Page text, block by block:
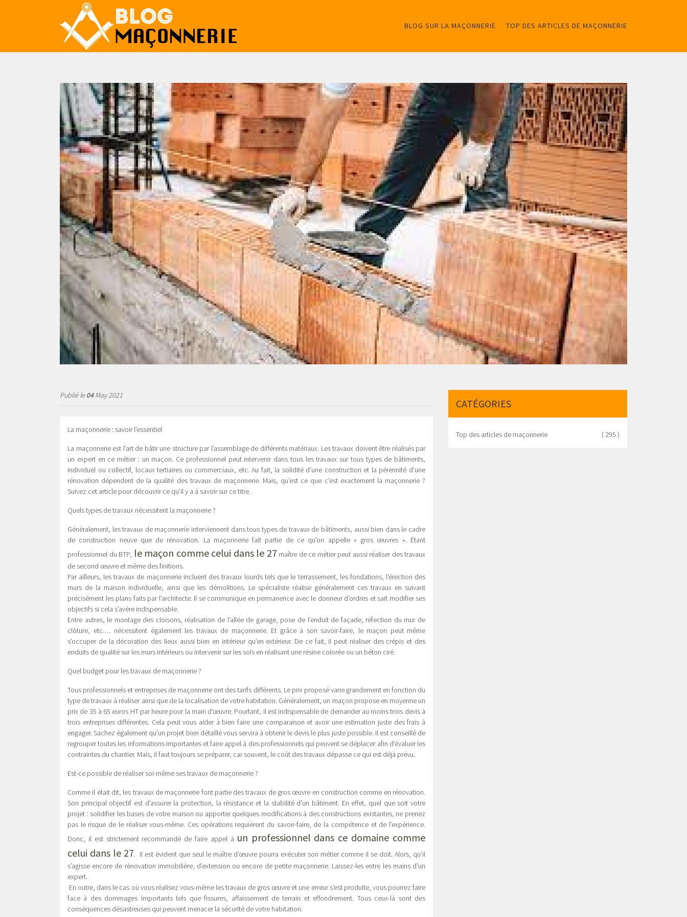
BLOG SUR LA MAÇONNERIE TOP DES ARTICLES DE MAÇONNERIE
Publié le04May 2021
La maçonnerie : savoir l’essentiel
La maçonnerie est l’art de bâtir une structure par l’assemblage de différents matériaux. Les travaux doivent être réalisés par
un expert en ce métier : un maçon. Ce professionnel peut intervenir dans tous les travaux sur tous types de bâtiments,
individuel ou collectif, locaux tertiaires ou commerciaux, etc. Au fait, la solidité d’une construction et la pérennité d’une
rénovation dépendent de la qualité des travaux de maçonnerie. Mais, qu’est ce que c’est exactement la maçonnerie ?
Suivez cet article pour découvrir ce qu’il y a à savoir sur ce titre.
Quels types de travaux nécessitent la maçonnerie ?
Généralement, les travaux de maçonnerie interviennent dans tous types de travaux de bâtiments, aussi bien dans le cadre
de construction neuve que de rénovation. La maçonnerie fait partie de ce qu’on appelle « gros œuvres ». Étant
professionnel du BTP, le maçon comme celui dans le 27 maître de ce métier peut aussi réaliser des travaux
de second œuvre et même des finitions.
Par ailleurs, les travaux de maçonnerie incluent des travaux lourds tels que le terrassement, les fondations, l’érection des
murs de la maison individuelle, ainsi que les démolitions. Le spécialiste réalise généralement ces travaux en suivant
précisément les plans faits par l’architecte. Il se communique en permanence avec le donneur d’ordres et sait modifier ses
objectifs si cela s’avère indispensable.
Entre autres, le montage des cloisons, réalisation de l’allée de garage, pose de l’enduit de façade, réfection du mur de
clôture, etc.… nécessitent également les travaux de maçonnerie. Et grâce à son savoir-faire, le maçon peut même
s’occuper de la décoration des lieux aussi bien en intérieur qu’en extérieur. De ce fait, il peut réaliser des crépis et des
enduits de qualité sur les murs intérieurs ou intervenir sur les sols en réalisant une résine colorée ou un béton ciré.
Quel budget pour les travaux de maçonnerie ?
Tous professionnels et entreprises de maçonnerie ont des tarifs différents. Le prix proposé varie grandement en fonction du
type de travaux à réaliser ainsi que de la localisation de votre habitation. Généralement, un maçon propose en moyenne un
prix de 35 à 65 euros HT par heure pour la main d’œuvre. Pourtant, il est indispensable de demander au moins trois devis à
trois entreprises différentes. Cela peut vous aider à bien faire une comparaison et avoir une estimation juste des frais à
engager. Sachez également qu’un projet bien détaillé vous servira à obtenir le devis le plus juste possible. Il est conseillé de
regrouper toutes les informations importantes et faire appel à des professionnels qui peuvent se déplacer afin d’évaluer les
contraintes du chantier. Mais, il faut toujours se préparer, car souvent, le coût des travaux dépasse ce qui est déjà prévu.
Est-ce possible de réaliser soi-même ses travaux de maçonnerie ?
Comme il était dit, les travaux de maçonnerie font partie des travaux de gros œuvre en construction comme en rénovation.
Son principal objectif est d’assurer la protection, la résistance et la stabilité d’un bâtiment. En effet, quel que soit votre
projet : solidifier les bases de votre maison ou apporter quelques modifications à des constructions existantes, ne prenez
pas le risque de le réaliser vous-même. Ces opérations requièrent du savoir-faire, de la compétence et de l’expérience.
Donc, il est strictement recommandé de faire appel à un professionnel dans ce domaine comme
celui dans le 27. Il est évident que seul le maître d’œuvre pourra exécuter son métier comme il se doit. Alors, qu’il
s’agisse encore de rénovation immobilière, d’extension ou encore de petite maçonnerie. Laissez-les entre les mains d’un
expert.
En outre, dans le cas où vous réalisez vous-même les travaux de gros œuvre et une erreur s’est produite, vous pourrez faire
face à des dommages importants tels que fissures, affaissement de terrain et effondrement. Tous ceux-là sont des
conséquences désastreuses qui peuvent menacer la sécurité de votre habitation.
CATÉGORIES
Top des articles de maçonnerie ( 295 )